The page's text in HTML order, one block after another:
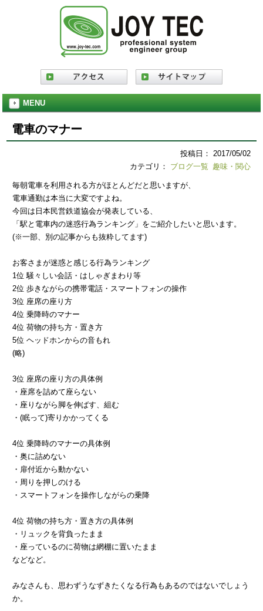
MENU
電車のマナー
投稿日： 2017/05/02
カテゴリ： ブログ一覧 趣味・関心
毎朝電車を利用される方がほとんどだと思いますが、
電車通勤は本当に大変ですよね。
今回は日本民営鉄道協会が発表している、
「駅と電車内の迷惑行為ランキング」をご紹介したいと思います。
(※一部、別の記事からも抜粋してます)
お客さまが迷惑と感じる行為ランキング
1位 騒々しい会話・はしゃぎまわり等
2位 歩きながらの携帯電話・スマートフォンの操作
3位 座席の座り方
4位 乗降時のマナー
4位 荷物の持ち方・置き方
5位 ヘッドホンからの音もれ
(略)
3位 座席の座り方の具体例
・座席を詰めて座らない
・座りながら脚を伸ばす、組む
・(眠って)寄りかかってくる
4位 乗降時のマナーの具体例
・奥に詰めない
・扉付近から動かない
・周りを押しのける
・スマートフォンを操作しながらの乗降
4位 荷物の持ち方・置き方の具体例
・リュックを背負ったまま
・座っているのに荷物は網棚に置いたまま
などなど。
みなさんも、思わずうなずきたくなる行為もあるのではないでしょう
か。